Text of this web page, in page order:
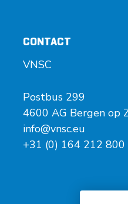
CONTACT
VNSC
Postbus 299
4600 AG Bergen op
info@vnsc.eu
+31 (0) 164 212 800